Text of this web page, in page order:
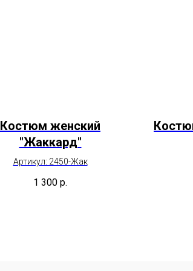
Костюм женский
"Жаккард"
Артикул: 2450-Жак
1 300 р.